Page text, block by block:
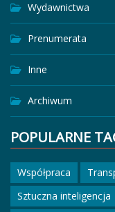
Wydawnictwa
Prenumerata
Inne
Archiwum
POPULARNE
Współpraca
Sztuczna inteligencja